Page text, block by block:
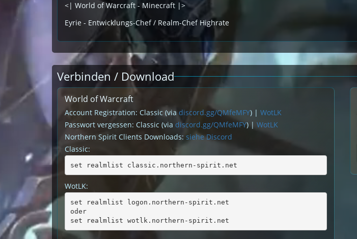
<| World of Warcraft - Minecraft |>
Eyrie - Entwicklungs-Chef / Realm-Chef Highrate
Verbinden / Download
World of Warcraft
Account Registration: Classic (viadiscord.gg/QMfeMFY) | WotLK
Passwort vergessen: Classic (via discord.gg/QMfeMFY) | WotLK
Northern Spirit Clients Downloads: siehe Discord
Classic:
set realmlist classic.northern-spirit.net
WotLK:
set realmlist logon.northern-spirit.net
oder
set realmlist wotlk.northern-spirit.net